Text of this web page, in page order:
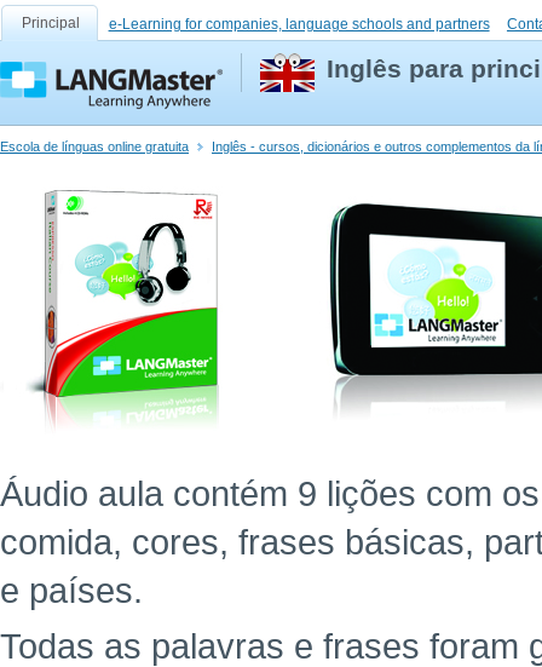
Principal e-Learning for companies, language schools and partners
Inglês para
Escola de línguas online gratuita Inglês - cursos, dicionários e outros complementos da
Áudio aula contém 9 lições com
comida, cores, frases básicas,
e países.
Todas as palavras e frases foram